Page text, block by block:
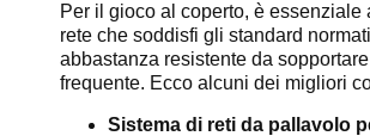
Per il gioco al coperto, è essenziale
rete che soddisfi gli standard
abbastanza resistente da
frequente. Ecco alcuni dei migliori
Sistema di reti da pallavolo